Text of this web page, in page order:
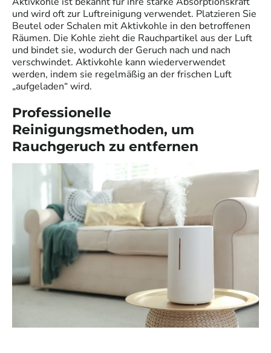
und wird oft zur Luftreinigung verwendet. Platzieren Sie
Beutel oder Schalen mit Aktivkohle in den betroffenen
Räumen. Die Kohle zieht die Rauchpartikel aus der Luft
und bindet sie, wodurch der Geruch nach und nach
verschwindet. Aktivkohle kann wiederverwendet
werden, indem sie regelmäßig an der frischen Luft
„aufgeladen“ wird.
Professionelle
Reinigungsmethoden, um
Rauchgeruch zu entfernen